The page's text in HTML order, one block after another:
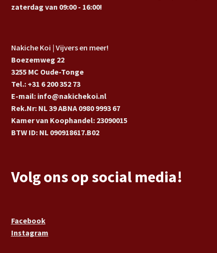
zaterdag van 09:00 - 16:00!
Nakiche Koi | Vijvers en meer!
Boezemweg 22
3255 MC Oude-Tonge
Tel.: +31 6 200 352 73
E-mail: info@nakichekoi.nl
Rek.Nr: NL 39 ABNA 0980 9993 67
Kamer van Koophandel: 23090015
BTW ID: NL 090918617.B02
Volg ons op social media!
Facebook
Instagram